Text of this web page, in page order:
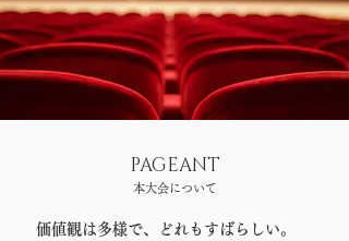
PAGEANT
本大会について
価値観は多様で、どれもすばらしい。